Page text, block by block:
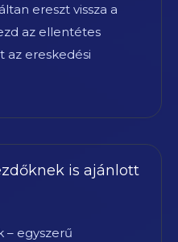
ereszt vissza a
az ellentétes
az ereskedési
is ajánlott
– egyszerű